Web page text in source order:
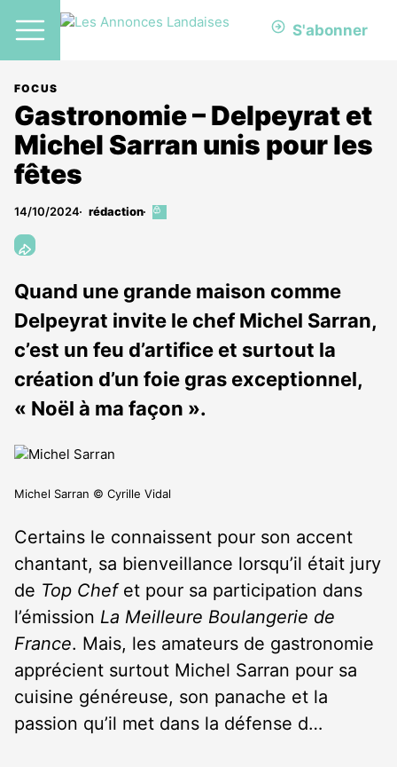
S'abonner
FOCUS
Gastronomie – Delpeyrat et
Michel Sarran unis pour les
fêtes
14/10/2024 rédaction
Cet
abonnés
Quand une grande maison comme
Delpeyrat invite le chef Michel Sarran,
c’est un feu d’artifice et surtout la
création d’un foie gras exceptionnel,
« Noël à ma façon ».
Michel Sarran © Cyrille Vidal
Certains le connaissent pour son accent
chantant, sa bienveillance lorsqu’il était jury
de Top Chefet pour sa participation dans
l’émission La Meilleure Boulangerie de
France. Mais, les amateurs de gastronomie
apprécient surtout Michel Sarran pour sa
cuisine généreuse, son panache et la
passion qu’il met dans la défense d…